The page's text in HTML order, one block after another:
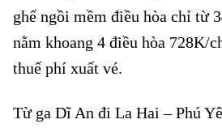
ghế ngồi mềm điều hòa chỉ từ
nằm khoang 4 điều hòa 728K/
thuế phí xuất vé.
Từ ga Dĩ An đi La Hai – Phú